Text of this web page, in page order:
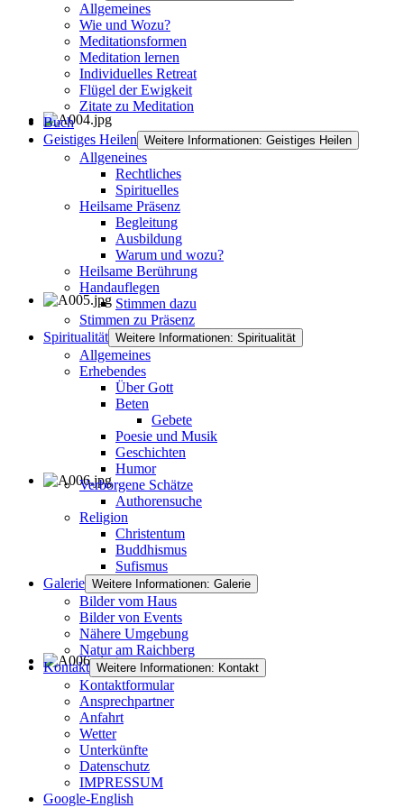
Allgemeines
Wie und Wozu?
Meditationsformen
Meditation lernen
Individuelles Retreat
Flügel der Ewigkeit
Zitate zu Meditation
Buch
Geistiges Heilen Weitere Informationen: Geistiges Heilen
Allgeneines
Rechtliches
Spirituelles
Heilsame Präsenz
Begleitung
Ausbildung
Warum und wozu?
Heilsame Berührung
Handauflegen
Stimmen dazu
Stimmen zu Präsenz
Spiritualität Weitere Informationen: Spiritualität
Allgemeines
Erhebendes
Über Gott
Beten
Gebete
Poesie und Musik
Geschichten
Humor
Verborgene Schätze
Authorensuche
Religion
Christentum
Buddhismus
Sufismus
Galerie Weitere Informationen: Galerie
Bilder vom Haus
Bilder von Events
Nähere Umgebung
Natur am Raichberg
Kontakt Weitere Informationen: Kontakt
Kontaktformular
Ansprechpartner
Anfahrt
Wetter
Unterkünfte
Datenschutz
IMPRESSUM
Google-English